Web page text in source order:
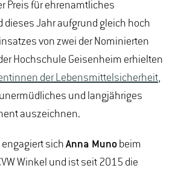
Preis für ehrenamtliches
dieses Jahr aufgrund gleich hoch
von zwei der Nominierten
Hochschule Geisenheim erhielten
der Lebensmittelsicherheit,
und langjähriges
auszeichnen.
sich Anna Muno beim
Winkel und ist seit 2015 die